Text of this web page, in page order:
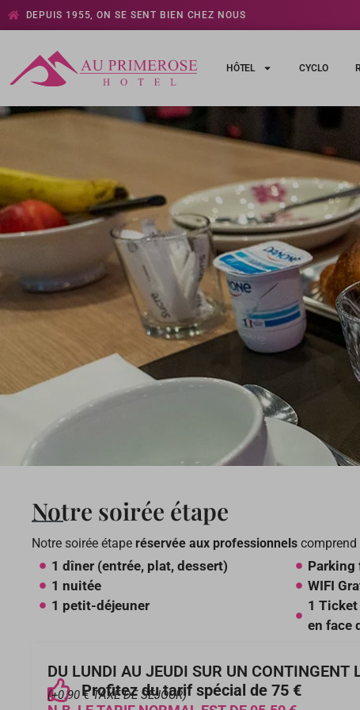
DEPUIS 1955, ON SE SENT BIEN CHEZ NOUS
HÔTEL CYCLO
Notre soirée étape
Notre soirée étape réservée aux professionnels comprend
1 dîner (entrée, plat, dessert)
1 nuitée
1 petit-déjeuner
Parking
WIFI
1 Ticket
en face
DU LUNDI AU JEUDI SUR UN CONTINGENT
Profitez du tarif spécial de 75 €
(+0.90 € TAXE DE SÉJOUR)